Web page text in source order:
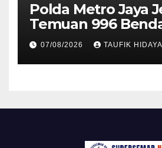
Polda Metro Jaya
Temuan 996
Menyerupai
Yayasan Jaksel
07/08/2026 TAUFIK